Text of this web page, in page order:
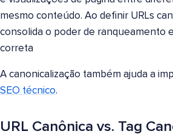
mesmo conteúdo. Ao definir URLs
consolida o poder de ranqueamento
correta
A canonicalização também ajuda a
SEO técnico.
URL Canônica vs. Tag